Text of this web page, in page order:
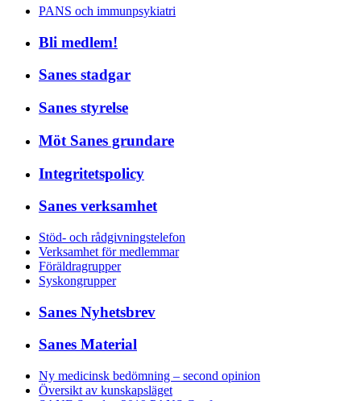
PANS och immunpsykiatri
Bli medlem!
Sanes stadgar
Sanes styrelse
Möt Sanes grundare
Integritetspolicy
Sanes verksamhet
Stöd- och rådgivningstelefon
Verksamhet för medlemmar
Föräldragrupper
Syskongrupper
Sanes Nyhetsbrev
Sanes Material
Ny medicinsk bedömning – second opinion
Översikt av kunskapsläget